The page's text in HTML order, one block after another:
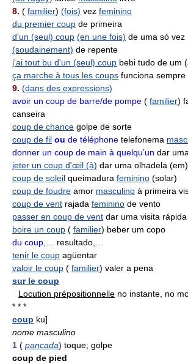
8. ( familier) (fois) vez feminino
du premier coup de primeira
d'un (seul) coup (en une fois) de uma só vez
(soudainement) de repente
j'ai tout bu d'un (seul) coup bebi tudo de um
ça marche à tous les coups funciona sempre
9. (dans des expressions)
avoir un coup de barre/de pompe ( familier)
canseira
coup de chance golpe de sorte
coup de fil ou de téléphone telefonema
donner un coup de main à quelqu’un dar
jeter un coup d'œil (à) dar uma olhadela (em)
coup de soleil queimadura feminino (solar)
coup de foudre amor masculino à primeira
coup de vent rajada feminino de vento
passer en coup de vent dar uma visita rápida
boire un coup ( familier) beber um copo
du coup,…
resultado,…
tenir le coup agüentar
valoir le coup ( familier) valer a pena
sur le coup
Locution prépositionnelle no instante, no
* * *
coup ku]
nome masculino
1 ( pancada) toque; golpe
coup de pied